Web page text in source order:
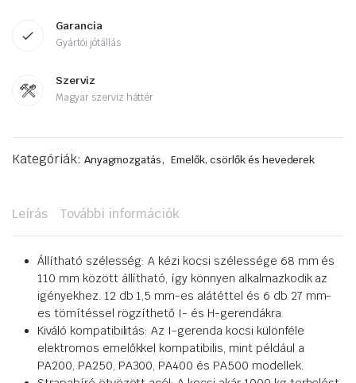
Garancia
Gyártói jótállás
Szerviz
Magyar szerviz háttér
Kategóriák: Anyagmozgatás, Emelők, csörlők és hevederek
Leírás További információk
Állítható szélesség: A kézi kocsi szélessége 68 mm és
110 mm között állítható, így könnyen alkalmazkodik az
igényekhez. 12 db 1,5 mm-es alátéttel és 6 db 27 mm-
es tömítéssel rögzíthető I- és H-gerendákra.
Kiváló kompatibilitás: Az I-gerenda kocsi különféle
elektromos emelőkkel kompatibilis, mint például a
PA200, PA250, PA300, PA400 és PA500 modellek.